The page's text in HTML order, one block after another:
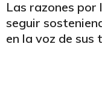
Las razones por
seguir
en la voz de sus